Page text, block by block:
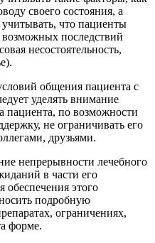
своего состояния, а
что пациенты
возможных последствий
несостоятельность,
общения пациента с
уделять внимание
пациента, по возможности
не ограничивать его
друзьями.
непрерывности лечебного
в части его
обеспечения этого
подробную
ограничениях,
форме.